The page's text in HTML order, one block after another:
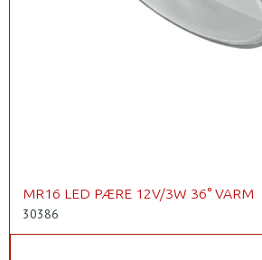
MR16 LED PÆRE 12V/3W 36° VARM
30386